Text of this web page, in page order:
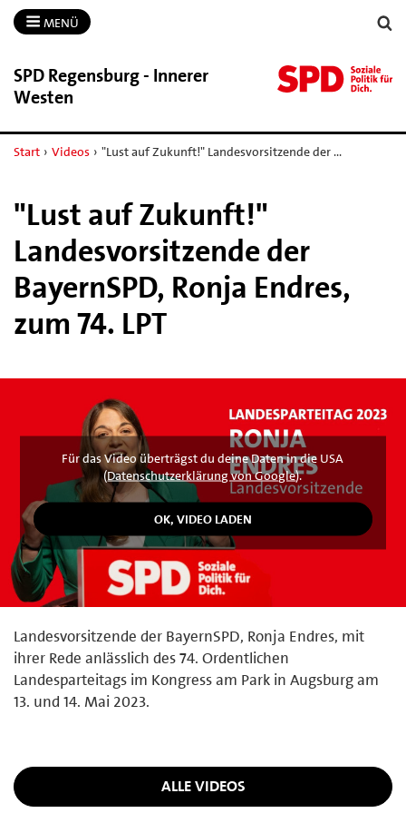
MENÜ
SPD Regensburg -​ Innerer
Westen
Start › Videos › "Lust auf Zukunft!" Landesvorsitzende der …
"Lust auf Zukunft!"
Landesvorsitzende der
BayernSPD, Ronja Endres,
zum 74. LPT
Für das Video überträgst du deine Daten in die USA
(Datenschutzerklärung von Google).
Landesvorsitzende der BayernSPD, Ronja Endres, mit
ihrer Rede anlässlich des 74. Ordentlichen
Landesparteitags im Kongress am Park in Augsburg am
13. und 14. Mai 2023.
ALLE VIDEOS